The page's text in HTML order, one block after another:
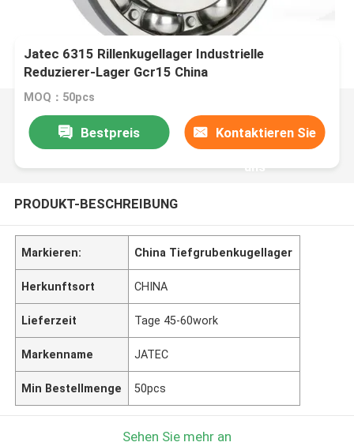
Jatec 6315 Rillenkugellager Industrielle
Reduzierer-Lager Gcr15 China
MOQ：50pcs
Bestpreis Kontaktieren Sie
uns
PRODUKT-BESCHREIBUNG
Markieren: China Tiefgrubenkugellager
Herkunftsort CHINA
Lieferzeit Tage 45-60work
Markenname JATEC
Min Bestellmenge 50pcs
Sehen Sie mehr an